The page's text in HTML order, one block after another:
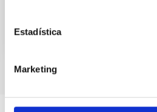
Estadística
Marketing